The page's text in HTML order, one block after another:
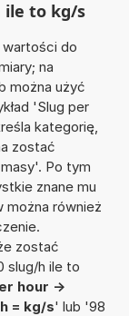
ile to kg/s
wartości do
na
można użyć
'Slug per
kategorię,
zostać
Po tym
znane mu
można również
zostać
slug/h ile to
hour ->
= kg/s' lub '98